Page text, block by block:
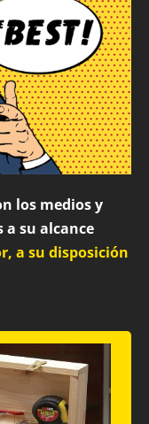
los medios y
a su alcance
a su disposición